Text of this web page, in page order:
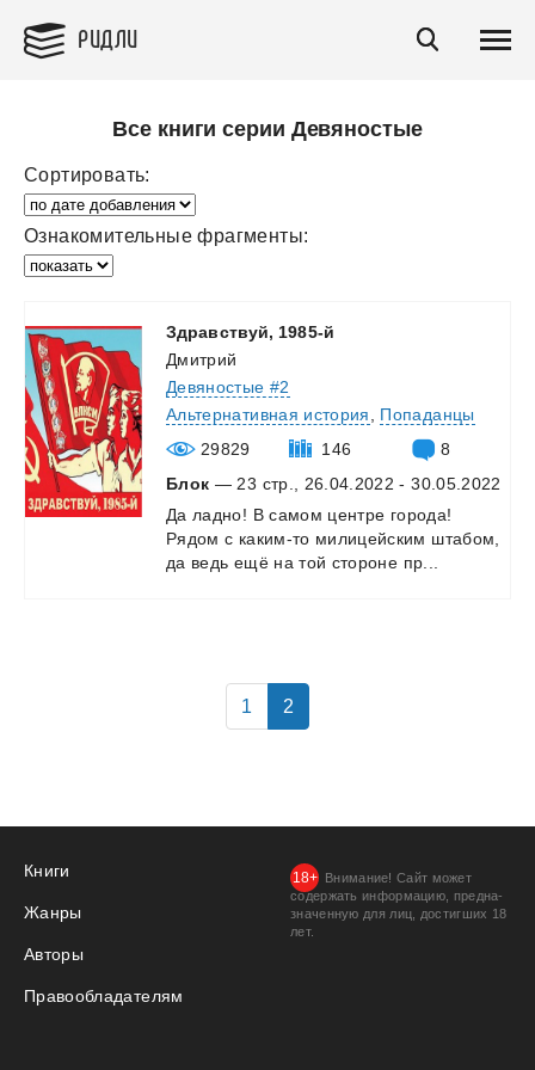
РИДЛИ
Все книги серии Девяностые
Сортировать:
Ознакомительные фрагменты:
Здравствуй, 1985-й
Дмитрий
Девяностые #2
Альтернативная история
Попаданцы
29829
146
8
Блок — 23 стр., 26.04.2022 - 30.05.2022
Да ладно! В самом центре города!
Рядом с каким-то милицейским штабом,
да ведь ещё на той стороне пр...
1 2
Книги
Жанры
Авторы
Правообладателям
Внимание! Сайт может
содержать информацию, предна­
значенную для лиц, дости­гших 18
лет.